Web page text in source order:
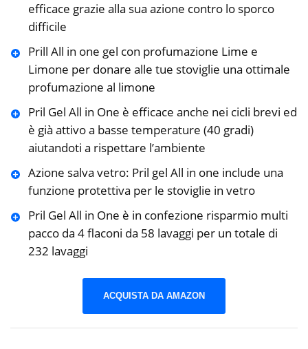
efficace grazie alla sua azione contro lo sporco
difficile
Prill All in one gel con profumazione Lime e
Limone per donare alle tue stoviglie una ottimale
profumazione al limone
Pril Gel All in One è efficace anche nei cicli brevi ed
è già attivo a basse temperature (40 gradi)
aiutandoti a rispettare l’ambiente
Azione salva vetro: Pril gel All in one include una
funzione protettiva per le stoviglie in vetro
Pril Gel All in One è in confezione risparmio multi
pacco da 4 flaconi da 58 lavaggi per un totale di
232 lavaggi
ACQUISTA DA AMAZON